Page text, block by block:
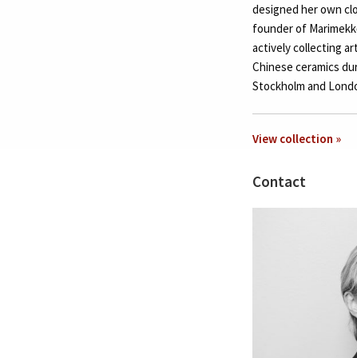
designed her own
founder of
actively collecting
Chinese ceramics
Stockholm and
View collection »
Contact